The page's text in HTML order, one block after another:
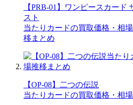
【PRB-01】ワンピースカード
スト
当たりカードの買取価格・相
移まとめ
【OP-08】二つの伝説
当たりカードの買取価格・相